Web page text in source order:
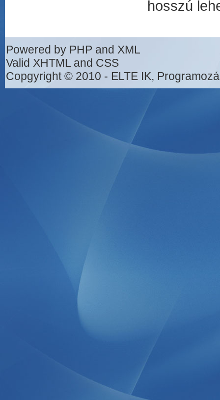
hosszú
Powered by PHP and XML
Valid XHTML and CSS
Copgyright © 2010 - ELTE IK,